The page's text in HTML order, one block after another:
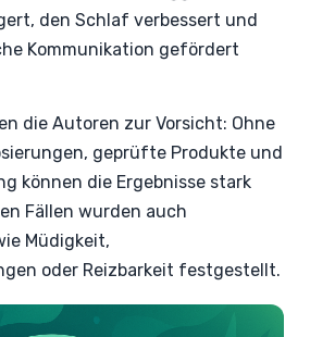
den Schlaf verbessert und
Kommunikation gefördert
die Autoren zur Vorsicht: Ohne
geprüfte Produkte und
können die Ergebnisse stark
Fällen wurden auch
Müdigkeit,
oder Reizbarkeit festgestellt.